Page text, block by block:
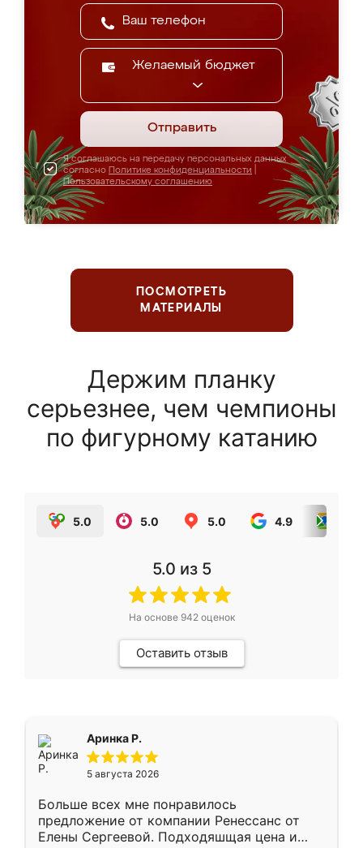
Желаемый бюджет
Отправить
Я соглашаюсь на передачу персональных данных
согласно Политике конфиденциальности
Пользовательскому соглашению
ПОСМОТРЕТЬ
МАТЕРИАЛЫ
Держим планку
серьезнее, чем чемпионы
по фигурному катанию
5.0 5.0 5.0 4.9
5.0 из 5
На основе 942оценок
Оставить отзыв
Аринка Р.
5 августа 2026
Больше всех мне понравилось
предложение от компании Ренессанс от
Елены Сергеевой. Подходяшщая цена и